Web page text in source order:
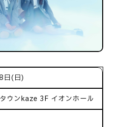
日(日)
ウンkaze 3F イオンホール